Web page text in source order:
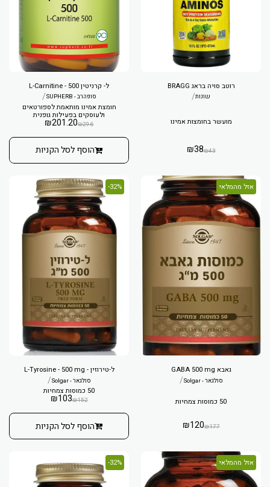
רוטב סויה בראג BRAGG
שונות/
מועשר בחומצות אמינו
₪43
₪38
ל- קרניטין L-Carnitine - 500
סופהרב - SUPHERB /
חומצת אמינו מותאמת לספורטאים
ולעוסקים בפעילות גופנית
₪296
₪201.20
הוסף לסל הקניות
אזל מהמלאי
גאבא GABA 500 mg
סולגאר - Solgar /
50 כמוסות צמחיות
₪177
₪120
32%-
ל-טירוזין - L-Tyrosine - 500 mg
סולגאר - Solgar /
50 כמוסות צמחיות
₪152
₪103
הוסף לסל הקניות
אזל מהמלאי 32%-